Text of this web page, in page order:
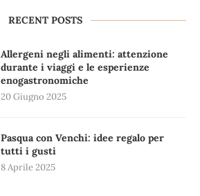
RECENT POSTS
Allergeni negli alimenti: attenzione
durante i viaggi e le esperienze
enogastronomiche
20 Giugno 2025
Pasqua con Venchi: idee regalo per
tutti i gusti
8 Aprile 2025